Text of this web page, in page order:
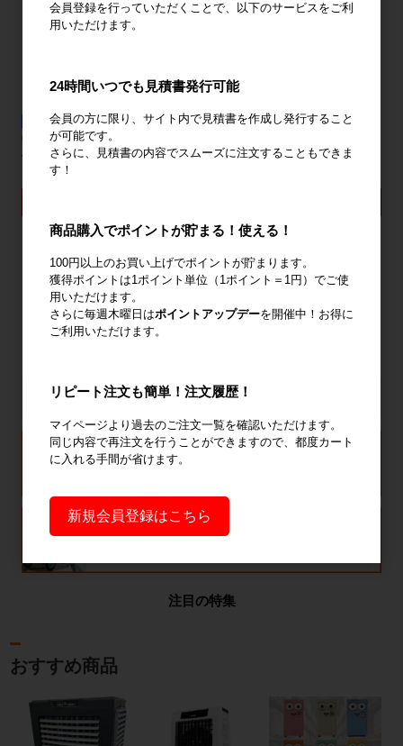
中量ラック500kg/段 H2100mm 天地6
段 (単体)アイボリー
新品
段 (単体)アイボリー
68 件中 1〜30件目
注目の特集
おすすめ商品
会員登録を行っていただくことで、以下のサービスをご利
用いただけます。
24時間いつでも見積書発行可能
会員の方に限り、サイト内で見積書を作成し発行すること
が可能です。
さらに、見積書の内容でスムーズに注文することもできま
す！
商品購入でポイントが貯まる！使える！
100円以上のお買い上げでポイントが貯まります。
獲得ポイントは1ポイント単位（1ポイント＝1円）でご使
用いただけます。
さらに毎週木曜日はポイントアップデーを開催中！お得に
ご利用いただけます。
リピート注文も簡単！注文履歴！
マイページより過去のご注文一覧を確認いただけます。
同じ内容で再注文を行うことができますので、都度カート
に入れる手間が省けます。
新規会員登録はこちら